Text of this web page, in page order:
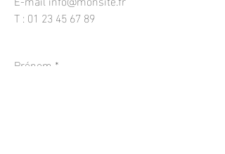
T : 01 23 45 67 89
Prénom *